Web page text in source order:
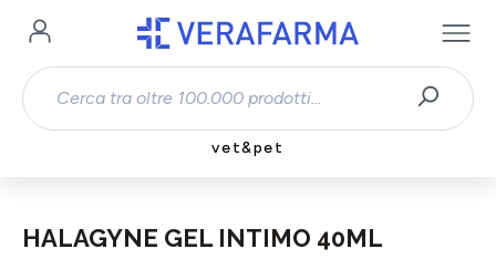
Passa al contenuto principale
vet&pet
HALAGYNE GEL INTIMO 40ML